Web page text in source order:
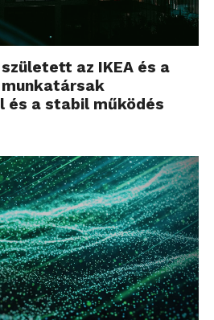
az IKEA és a
és a stabil működés